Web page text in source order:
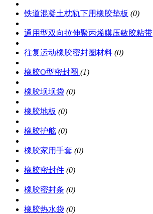
铁道混凝土枕轨下用橡胶垫板 (0)
通用型双向拉伸聚丙烯膜压敏胶粘带
往复运动橡胶密封圈材料 (0)
橡胶O型密封圈 (1)
橡胶坝坝袋 (0)
橡胶地板 (0)
橡胶护舷 (0)
橡胶家用手套 (0)
橡胶密封件 (0)
橡胶密封条 (0)
橡胶热水袋 (0)